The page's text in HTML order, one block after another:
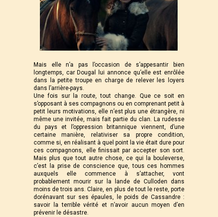
Mais elle n’a pas l’occasion de s’appesantir bien
longtemps, car Dougal lui annonce qu’elle est enrôlée
dans la petite troupe en charge de relever les loyers
dans l’arrière-pays.
Une fois sur la route, tout change. Que ce soit en
s’opposant à ses compagnons ou en comprenant petit à
petit leurs motivations, elle n’est plus une étrangère, ni
même une invitée, mais fait partie du clan. La rudesse
du pays et l’oppression britannique viennent, d’une
certaine manière, relativiser sa propre condition,
comme si, en réalisant à quel point la vie était dure pour
ces compagnons, elle finissait par accepter son sort.
Mais plus que tout autre chose, ce qui la bouleverse,
c’est la prise de conscience que, tous ces hommes
auxquels elle commence à s’attacher, vont
probablement mourir sur la lande de Culloden dans
moins de trois ans. Claire, en plus de tout le reste, porte
dorénavant sur ses épaules, le poids de Cassandre :
savoir la terrible vérité et n’avoir aucun moyen d’en
prévenir le désastre.